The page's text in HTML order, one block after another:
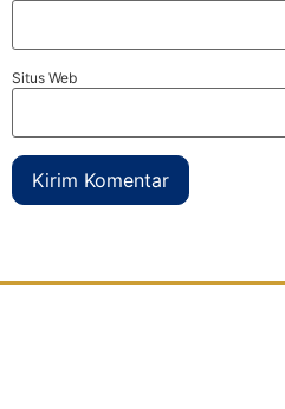
Situs Web